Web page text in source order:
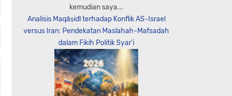
kemudian saya...
Analisis Maqāṣidī terhadap Konflik AS-Israel
versus Iran: Pendekatan Maslahah-Mafsadah
dalam Fikih Politik Syar’i